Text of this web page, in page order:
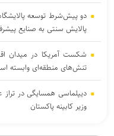
دو پیش‌شرط توسعه
پالایش سنتی به صنایع
شکست آمریکا در میدان
تنش‌های منطقه‌ای وابسته
وزیر کابینه پاکستان